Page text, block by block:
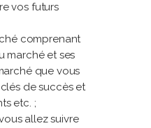
vos futurs
comprenant
marché et ses
que vous
de succès et
etc. ;
allez suivre